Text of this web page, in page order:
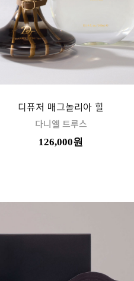
디퓨저 매그놀리아 힐
다니엘 트루스
126,000